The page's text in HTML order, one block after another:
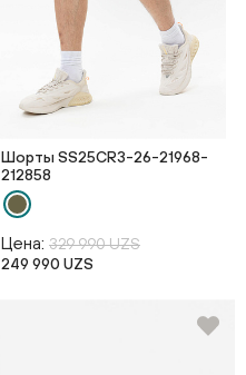
Шорты SS25CR3-26-21968-
212858
Цена: 329 990 UZS
249 990 UZS